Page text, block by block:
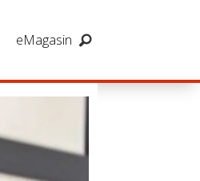
eMagasin